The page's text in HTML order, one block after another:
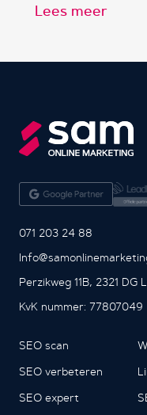
Lees meer
071 203 24 88
Perzikweg 11B, 2321 DG
KvK nummer: 77807049
SEO scan
SEO verbeteren
SEO expert